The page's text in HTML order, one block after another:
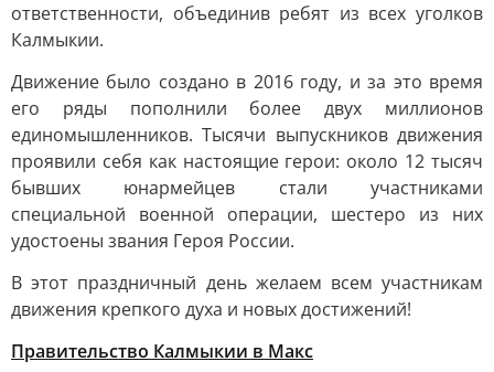
ответственности, объединив ребят из всех уголков
Калмыкии.
Движение было создано в 2016 году, и за это время
его ряды пополнили более двух миллионов
единомышленников. Тысячи выпускников движения
проявили себя как настоящие герои: около 12 тысяч
бывших юнармейцев стали участниками
специальной военной операции, шестеро из них
удостоены звания Героя России.
В этот праздничный день желаем всем участникам
движения крепкого духа и новых достижений!
Правительство Калмыкии в Макс